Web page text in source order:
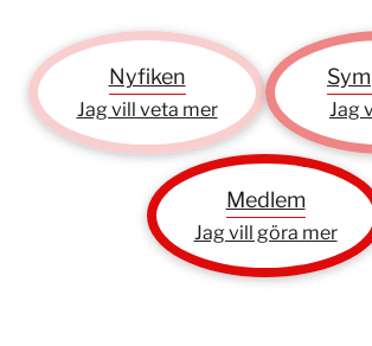
Nyfiken
Jag vill veta mer Jag
Medlem
Jag vill göra mer